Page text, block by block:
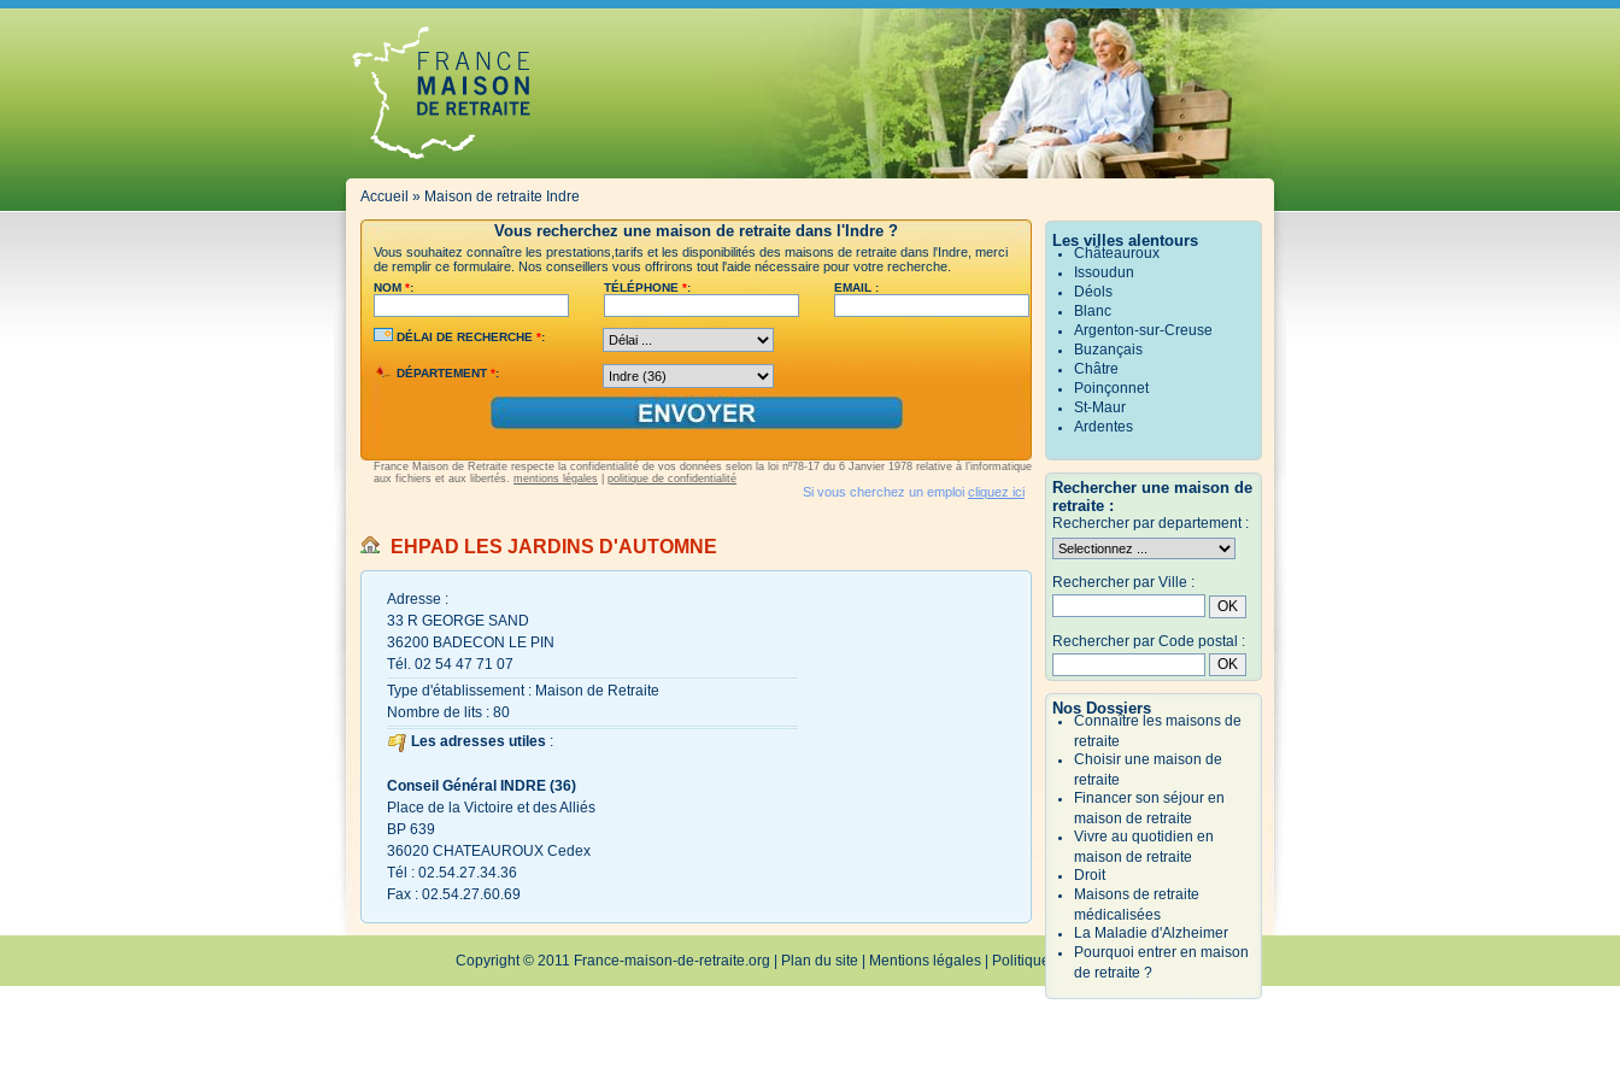
Accueil » Maison de retraite Indre
Vous recherchez une maison de retraite dans l'Indre ?
Vous souhaitez connaître les prestations,tarifs et les disponibilités des maisons de retraite dans l'Indre, merci
de remplir ce formulaire. Nos conseillers vous offrirons tout l'aide nécessaire pour votre recherche.
NOM *: TÉLÉPHONE *: EMAIL :
DÉLAI DE RECHERCHE *:
DÉPARTEMENT *:
France Maison de Retraite respecte la confidentialité de vos données selon la loi nº78-17 du 6 Janvier 1978 relative à l’informatique,
aux fichiers et aux libertés. mentions légales politique de confidentialité
Si vous cherchez un emploi cliquez ici
Les villes alentours
Châteauroux
Issoudun
Déols
Blanc
Argenton-sur-Creuse
Buzançais
Châtre
Poinçonnet
St-Maur
Ardentes
Rechercher une maison de
retraite :
Rechercher par departement :
Rechercher par Ville :
Rechercher par Code postal :
Nos Dossiers
Connaître les maisons de
retraite
Choisir une maison de
retraite
Financer son séjour en
maison de retraite
Vivre au quotidien en
maison de retraite
Droit
Maisons de retraite
médicalisées
La Maladie d'Alzheimer
Pourquoi entrer en maison
de retraite ?
EHPAD LES JARDINS D'AUTOMNE
Adresse :
33 R GEORGE SAND
36200 BADECON LE PIN
Tél. 02 54 47 71 07
Type d'établissement : Maison de Retraite
Nombre de lits : 80
Les adresses utiles :
Conseil Général INDRE (36)
Place de la Victoire et des Alliés
BP 639
36020 CHATEAUROUX Cedex
Tél : 02.54.27.34.36
Fax : 02.54.27.60.69
Copyright © 2011 France-maison-de-retraite.org | Plan du site | Mentions légales| Politique de confidentialité